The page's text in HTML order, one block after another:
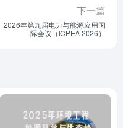
下一篇
2026年第九届电力与能源应用国
际会议（ICPEA 2026）